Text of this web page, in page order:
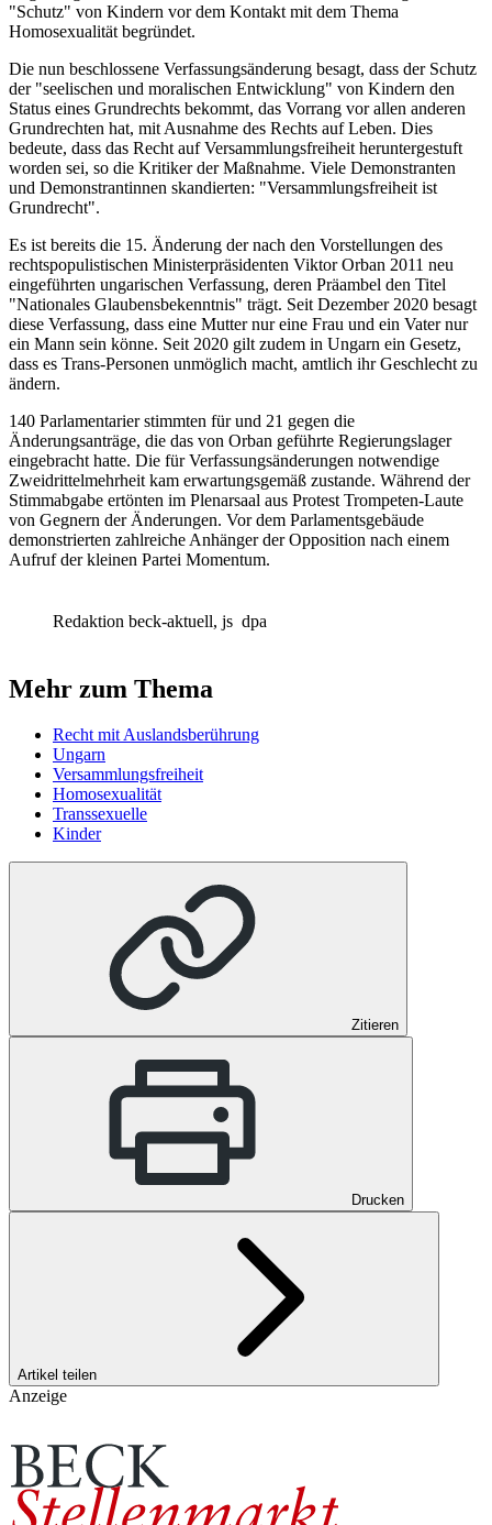
"Schutz" von Kindern vor dem Kontakt mit dem Thema
Homosexualität begründet.
Die nun beschlossene Verfassungsänderung besagt, dass der Schutz
der "seelischen und moralischen Entwicklung" von Kindern den
Status eines Grundrechts bekommt, das Vorrang vor allen anderen
Grundrechten hat, mit Ausnahme des Rechts auf Leben. Dies
bedeute, dass das Recht auf Versammlungsfreiheit heruntergestuft
worden sei, so die Kritiker der Maßnahme. Viele Demonstranten
und Demonstrantinnen skandierten: "Versammlungsfreiheit ist
Grundrecht".
Es ist bereits die 15. Änderung der nach den Vorstellungen des
rechtspopulistischen Ministerpräsidenten Viktor Orban 2011 neu
eingeführten ungarischen Verfassung, deren Präambel den Titel
"Nationales Glaubensbekenntnis" trägt. Seit Dezember 2020 besagt
diese Verfassung, dass eine Mutter nur eine Frau und ein Vater nur
ein Mann sein könne. Seit 2020 gilt zudem in Ungarn ein Gesetz,
dass es Trans-Personen unmöglich macht, amtlich ihr Geschlecht zu
ändern.
140 Parlamentarier stimmten für und 21 gegen die
Änderungsanträge, die das von Orban geführte Regierungslager
eingebracht hatte. Die für Verfassungsänderungen notwendige
Zweidrittelmehrheit kam erwartungsgemäß zustande. Während der
Stimmabgabe ertönten im Plenarsaal aus Protest Trompeten-Laute
von Gegnern der Änderungen. Vor dem Parlamentsgebäude
demonstrierten zahlreiche Anhänger der Opposition nach einem
Aufruf der kleinen Partei Momentum.
Redaktion beck-aktuell, js dpa
Mehr zum Thema
Recht mit Auslandsberührung
Ungarn
Versammlungsfreiheit
Homosexualität
Transsexuelle
Kinder
Zitieren
Drucken
Artikel teilen
Anzeige